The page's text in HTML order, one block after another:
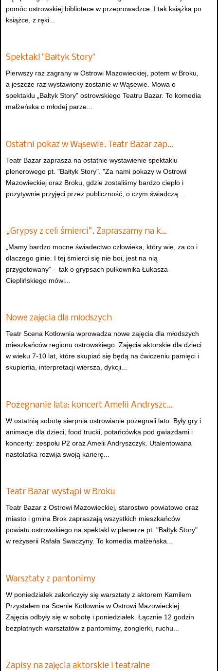
pomóc ostrowskiej bibliotece w przeprowadzce. I tak książka po
książce, z ręki...
Spektakl "Bałtyk Story"
Pierwszy raz zagrany w Ostrowi Mazowieckiej, potem w Broku,
a jeszcze raz wystawiony zostanie w Wąsewie. Mowa o
spektaklu „Bałtyk Story” ostrowskiego Teatru Bazar. To komedia
małżeńska o młodej parze...
Ostatni pokaz w Wąsewie. Teatr Bazar zap…
Teatr Bazar zaprasza na ostatnie wystawienie spektaklu
plenerowego pt. "Bałtyk Story". "Za nami pokazy w Ostrowi
Mazowieckiej oraz Broku, gdzie zostaliśmy bardzo ciepło i
pozytywnie przyjęci przez publiczność, o czym świadczą...
„Grypsy z celi śmierci”. Zapraszamy na k…
„Mamy bardzo mocne świadectwo człowieka, który wie, za co i
dlaczego ginie. I tej śmierci się nie boi, jest na nią
przygotowany” – tak o grypsach pułkownika Łukasza
Cieplińskiego mówi...
Nowe zajęcia dla młodszych
Teatr Scena Kotłownia wprowadza nowe zajęcia dla młodszych
mieszkańców regionu ostrowskiego. Zajęcia aktorskie dla dzieci
w wieku 7-10 lat, które skupiać się będą na ćwiczeniu pamięci i
skupienia, interpretacji wiersza, dykcji...
Pożegnanie lata: koncert Amelii Andryszc…
W ostatnią sobotę sierpnia ostrowianie pożegnali lato. Były gry i
animacje dla dzieci, food trucki, potańcówka pod gwiazdami i
koncerty: zespołu P2 oraz Amelii Andryszczyk. Utalentowana
nastolatka rozwija swoją karierę...
Teatr Bazar wystąpi w Broku
Teatr Bazar z Ostrowi Mazowieckiej, starostwo powiatowe oraz
miasto i gmina Brok zapraszają wszystkich mieszkańców
powiatu ostrowskiego na spektakl w plenerze pt. "Bałtyk Story"
w reżyserii Rafała Swaczyny. To komedia małżeńska...
Warsztaty z pantonimy
W poniedziałek zakończyły się warsztaty z aktorem Kamilem
Przystałem na Scenie Kotłownia w Ostrowi Mazowieckiej.
Zajęcia odbyły się w sobotę i poniedziałek. Łącznie 12 godzin
bezpłatnych warsztatów z pantomimy, żonglerki, ruchu...
Zapisy na zajęcia aktorskie i teatralne